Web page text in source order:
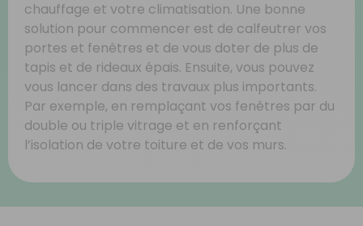
chauffage et votre climatisation. Une bonne
solution pour commencer est de calfeutrer vos
portes et fenêtres et de vous doter de plus de
tapis et de rideaux épais. Ensuite, vous pouvez
vous lancer dans des travaux plus importants.
Par exemple, en remplaçant vos fenêtres par du
double ou triple vitrage et en renforçant
l’isolation de votre toiture et de vos murs.